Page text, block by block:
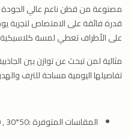
مصنوعة من قطن ناعم عالي الجودة
قدرة فائقة على الامتصاص لتجربة
على الأطراف تعطي لمسة كلاسيكية
مثالية لمن تبحث عن توازن بين
تفاصيلها اليومية مساحة للترف
المقاسات المتوفرة :50*30 , 90*50 ,140*70